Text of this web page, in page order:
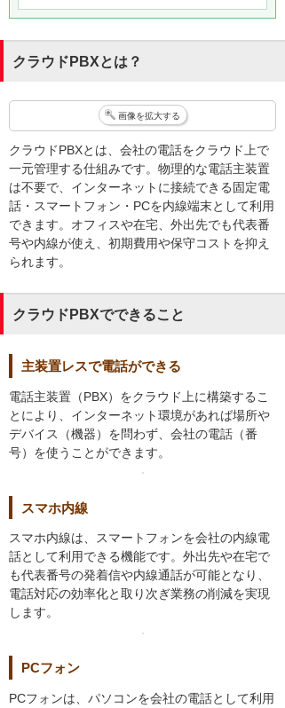
クラウドPBXとは？
画像を拡大する
クラウドPBXとは、会社の電話をクラウド上で
一元管理する仕組みです。物理的な電話主装置
は不要で、インターネットに接続できる固定電
話・スマートフォン・PCを内線端末として利用
できます。オフィスや在宅、外出先でも代表番
号や内線が使え、初期費用や保守コストを抑え
られます。
クラウドPBXでできること
主装置レスで電話ができる
電話主装置（PBX）をクラウド上に構築するこ
とにより、インターネット環境があれば場所や
デバイス（機器）を問わず、会社の電話（番
号）を使うことができます。
スマホ内線
スマホ内線は、スマートフォンを会社の内線電
話として利用できる機能です。外出先や在宅で
も代表番号の発着信や内線通話が可能となり、
電話対応の効率化と取り次ぎ業務の削減を実現
します。
PCフォン
PCフォンは、パソコンを会社の電話として利用